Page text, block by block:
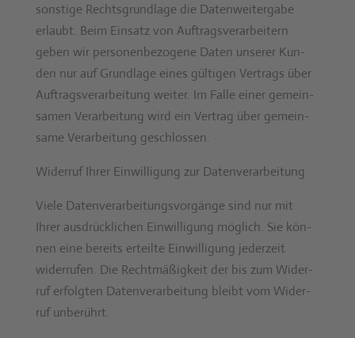
son­stige Rechts­grund­lage die Daten­weit­er­gabe
erlaubt. Beim Ein­satz von Auf­tragsver­ar­beit­ern
geben wir per­so­n­en­be­zo­gene Dat­en unser­er Kun­
den nur auf Grund­lage eines gülti­gen Ver­trags über
Auf­tragsver­ar­beitung weit­er. Im Falle ein­er gemein­
samen Ver­ar­beitung wird ein Ver­trag über gemein­
same Ver­ar­beitung geschlossen.
Wider­ruf Ihrer Ein­willi­gung zur Daten­ver­ar­beitung
Viele Daten­ver­ar­beitungsvorgänge sind nur mit
Ihrer aus­drück­lichen Ein­willi­gung möglich. Sie kön­
nen eine bere­its erteilte Ein­willi­gung jed­erzeit
wider­rufen. Die Recht­mäßigkeit der bis zum Wider­
ruf erfol­gten Daten­ver­ar­beitung bleibt vom Wider­
ruf unberührt.